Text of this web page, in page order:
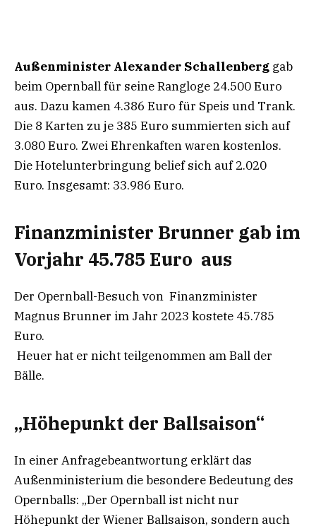
Außenminister Alexander Schallenberg gab
beim Opernball für seine Rangloge 24.500 Euro
aus. Dazu kamen 4.386 Euro für Speis und Trank.
Die 8 Karten zu je 385 Euro summierten sich auf
3.080 Euro. Zwei Ehrenkaften waren kostenlos.
Die Hotelunterbringung belief sich auf 2.020
Euro. Insgesamt: 33.986 Euro.
Finanzminister Brunner gab im
Vorjahr 45.785 Euro aus
Der Opernball-Besuch von Finanzminister
Magnus Brunner im Jahr 2023 kostete 45.785
Euro.
Heuer hat er nicht teilgenommen am Ball der
Bälle.
„Höhepunkt der Ballsaison“
In einer Anfragebeantwortung erklärt das
Außenministerium die besondere Bedeutung des
Opernballs: „Der Opernball ist nicht nur
Höhepunkt der Wiener Ballsaison, sondern auch